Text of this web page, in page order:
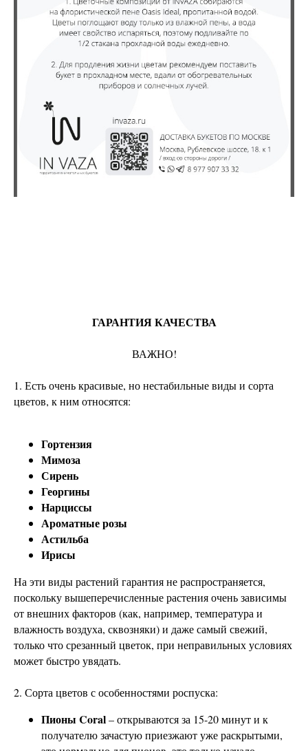
ГАРАНТИЯ КАЧЕСТВА
ВАЖНО!
1. Есть очень красивые, но нестабильные виды и сорта
цветов, к ним относятся:
Гортензия
Мимоза
Сирень
Георгины
Нарциссы
Ароматные розы
Астильба
Ирисы
На эти виды растений гарантия не распространяется,
поскольку вышеперечисленные растения очень зависимы
от внешних факторов (как, например, температура и
влажность воздуха, сквозняки) и даже самый свежий,
только что срезанный цветок, при неправильных условиях
может быстро увядать.
2. Сорта цветов с особенностями роспуска:
Пионы Coral– открываются за 15-20 минут и к
получателю зачастую приезжают уже раскрытыми,